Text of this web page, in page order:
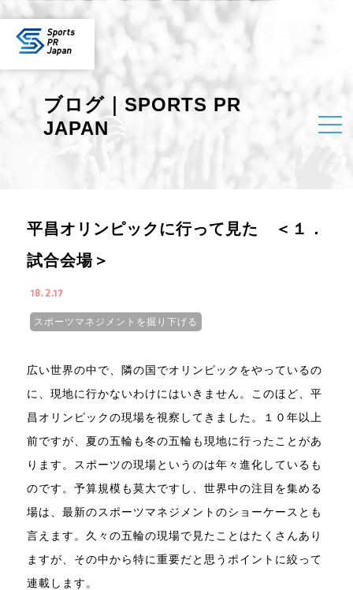
ブログ｜SPORTS PR
JAPAN
平昌オリンピックに行って見た ＜１．
試合会場＞
18.2.17
スポーツマネジメントを掘り下げる
広い世界の中で、隣の国でオリンピックをやっているの
に、現地に行かないわけにはいきません。このほど、平
昌オリンピックの現場を視察してきました。１０年以上
前ですが、夏の五輪も冬の五輪も現地に行ったことがあ
ります。スポーツの現場というのは年々進化しているも
のです。予算規模も莫大ですし、世界中の注目を集める
場は、最新のスポーツマネジメントのショーケースとも
言えます。久々の五輪の現場で見たことはたくさんあり
ますが、その中から特に重要だと思うポイントに絞って
連載します。